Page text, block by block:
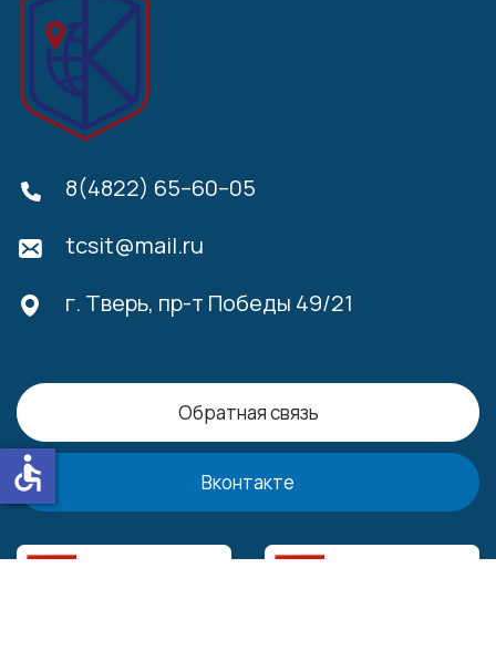
8(4822) 65–60–05
tcsit@mail.ru
г. Тверь, пр-т Победы 49/21
Обратная связь
Вконтакте
accessible